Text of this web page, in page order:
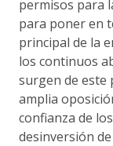
permisos para
para poner en
principal de la
los continuos
surgen de este
amplia
confianza de
desinversión